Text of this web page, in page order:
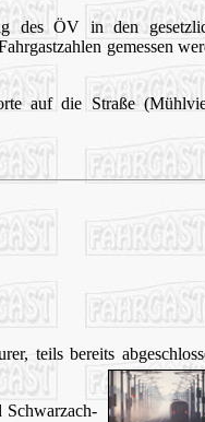
des ÖV in den
gemessen
auf die Straße
teils bereits
Schwarzach-